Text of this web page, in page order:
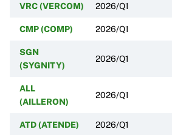
VRC (VERCOM) 2026/Q1
CMP (COMP) 2026/Q1
SGN
(SYGNITY)
2026/Q1
ALL
(AILLERON)
2026/Q1
ATD (ATENDE) 2026/Q1